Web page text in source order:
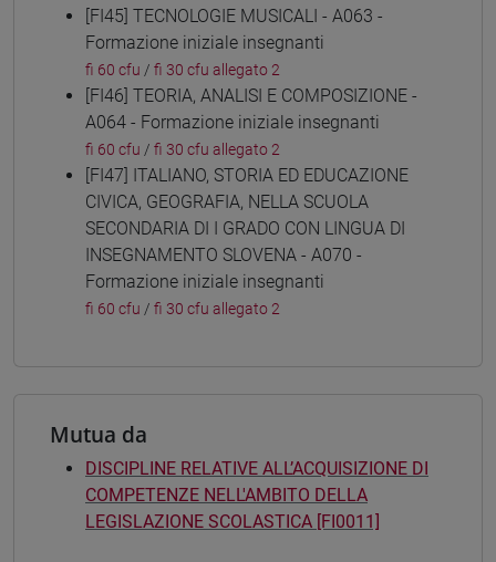
[FI45] TECNOLOGIE MUSICALI - A063 -
Formazione iniziale insegnanti
fi 60 cfu / fi 30 cfu allegato 2
[FI46] TEORIA, ANALISI E COMPOSIZIONE -
A064 - Formazione iniziale insegnanti
fi 60 cfu / fi 30 cfu allegato 2
[FI47] ITALIANO, STORIA ED EDUCAZIONE
CIVICA, GEOGRAFIA, NELLA SCUOLA
SECONDARIA DI I GRADO CON LINGUA DI
INSEGNAMENTO SLOVENA - A070 -
Formazione iniziale insegnanti
fi 60 cfu / fi 30 cfu allegato 2
Mutua da
DISCIPLINE RELATIVE ALL’ACQUISIZIONE DI
COMPETENZE NELL'AMBITO DELLA
LEGISLAZIONE SCOLASTICA [FI0011]